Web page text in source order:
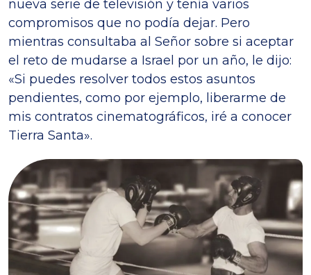
nueva serie de televisión y tenía varios
compromisos que no podía dejar. Pero
mientras consultaba al Señor sobre si aceptar
el reto de mudarse a Israel por un año, le dijo:
«Si puedes resolver todos estos asuntos
pendientes, como por ejemplo, liberarme de
mis contratos cinematográficos, iré a conocer
Tierra Santa».